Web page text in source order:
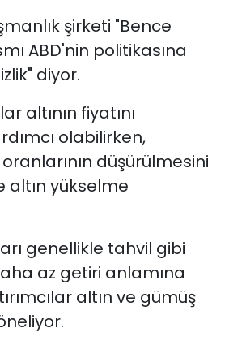
şirketi "Bence
ABD'nin politikasına
diyor.
altının fiyatını
olabilirken,
oranlarının düşürülmesini
altın yükselme
genellikle tahvil gibi
az getiri anlamına
altın ve gümüş